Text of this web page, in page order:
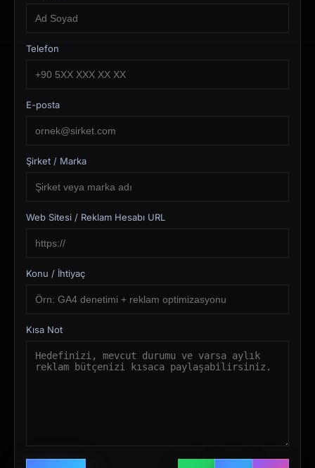
Telefon
E-posta
Şirket / Marka
Web Sitesi / Reklam Hesabı URL
Konu / İhtiyaç
Kısa Not